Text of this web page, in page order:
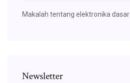
Makalah tentang elektronika dasar
Newsletter